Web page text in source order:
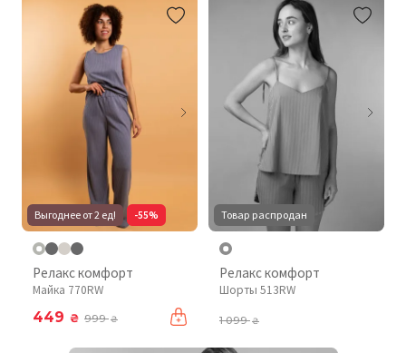
Выгоднее от 2 ед! -55%
Релакс комфорт
Майка 770RW
449 ₴ 999₴
Товар распродан
Релакс комфорт
Шорты 513RW
1 099₴